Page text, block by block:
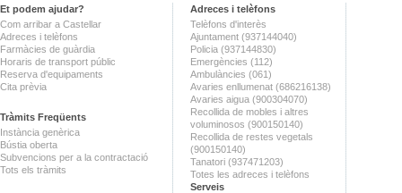
Et podem ajudar?
Com arribar a Castellar
Adreces i telèfons
Farmàcies de guàrdia
Horaris de transport públic
Reserva d'equipaments
Cita prèvia
Tràmits Freqüents
Instància genèrica
Bústia oberta
Subvencions per a la contractació
Tots els tràmits
Adreces i telèfons
Telèfons d'interès
Ajuntament (937144040)
Policia (937144830)
Emergències (112)
Ambulàncies (061)
Avaries enllumenat (686216138)
Avaries aigua (900304070)
Recollida de mobles i altres
voluminosos (900150140)
Recollida de restes vegetals
(900150140)
Tanatori (937471203)
Totes les adreces i telèfons
Serveis